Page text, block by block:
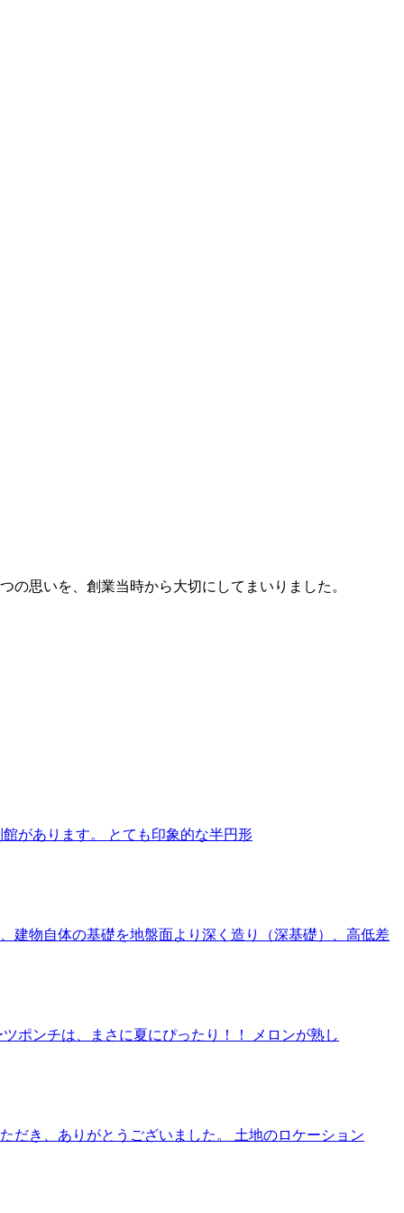
思いを、創業当時から大切にしてまいりました。
があります。 とても印象的な半円形
建物自体の基礎を地盤面より深く造り（深基礎）、高低差
ポンチは、まさに夏にぴったり！！ メロンが熟し
だき、ありがとうございました。 土地のロケーション